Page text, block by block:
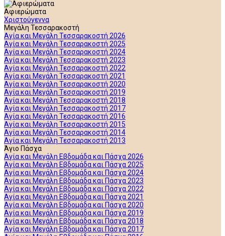
Αφιερώματα
Χριστούγεννα
Μεγάλη Τεσσαρακοστή
Αγία και Μεγάλη Τεσσαρακοστή 2026
Αγία και Μεγάλη Τεσσαρακοστή 2025
Αγία και Μεγάλη Τεσσαρακοστή 2024
Αγία και Μεγάλη Τεσσαρακοστή 2023
Αγία και Μεγάλη Τεσσαρακοστή 2022
Αγία και Μεγάλη Τεσσαρακοστή 2021
Αγία και Μεγάλη Τεσσαρακοστή 2020
Αγία και Μεγάλη Τεσσαρακοστή 2019
Αγία και Μεγάλη Τεσσαρακοστή 2018
Αγία και Μεγάλη Τεσσαρακοστή 2017
Αγία και Μεγάλη Τεσσαρακοστή 2016
Αγία και Μεγάλη Τεσσαρακοστή 2015
Αγία και Μεγάλη Τεσσαρακοστή 2014
Αγία και Μεγάλη Τεσσαρακοστή 2013
Άγιο Πάσχα
Αγία και Μεγάλη Εβδομάδα και Πάσχα 2026
Αγία και Μεγάλη Εβδομάδα και Πάσχα 2025
Αγία και Μεγάλη Εβδομάδα και Πάσχα 2024
Αγία και Μεγάλη Εβδομάδα και Πάσχα 2023
Αγία και Μεγάλη Εβδομάδα και Πάσχα 2022
Αγία και Μεγάλη Εβδομάδα και Πάσχα 2021
Αγία και Μεγάλη Εβδομάδα και Πάσχα 2020
Αγία και Μεγάλη Εβδομάδα και Πάσχα 2019
Αγία και Μεγάλη Εβδομάδα και Πάσχα 2018
Αγία και Μεγάλη Εβδομάδα και Πάσχα 2017